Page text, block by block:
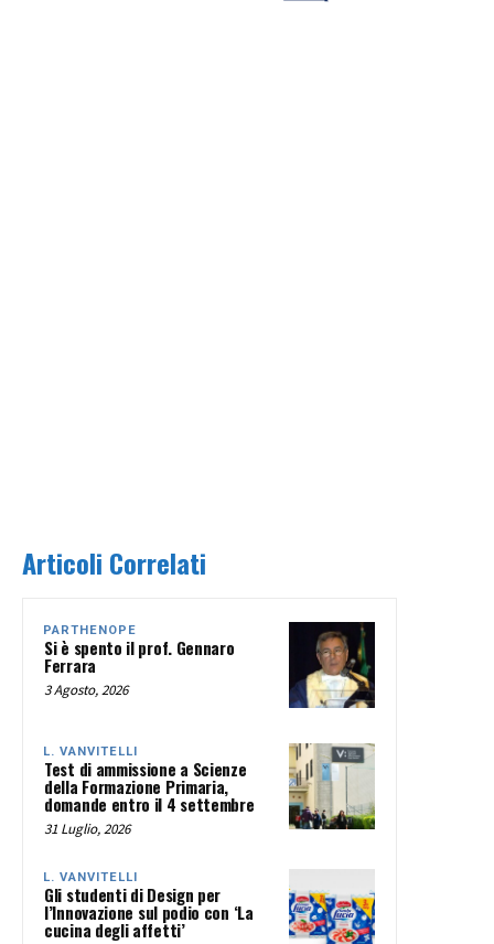
Articoli Correlati
PARTHENOPE
Si è spento il prof. Gennaro
Ferrara
3 Agosto, 2026
L. VANVITELLI
Test di ammissione a Scienze
della Formazione Primaria,
domande entro il 4 settembre
31 Luglio, 2026
L. VANVITELLI
Gli studenti di Design per
l’Innovazione sul podio con ‘La
cucina degli affetti’